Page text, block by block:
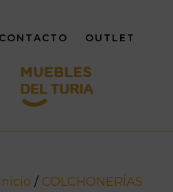
CONTACTO OUTLET
Inicio / COLCHONERÍAS